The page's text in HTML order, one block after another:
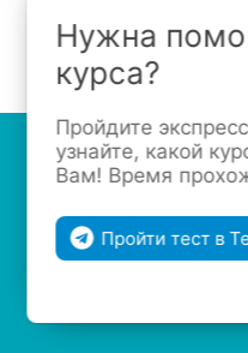
Нужна
курса?
Пройдите
узнайте, какой
Вам! Время
Пройти тест в